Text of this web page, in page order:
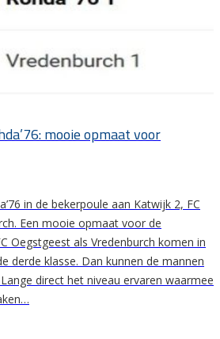
mooie opmaat voor
in de bekerpoule aan Katwijk 2, FC
Een mooie opmaat voor de
Oegstgeest als Vredenburch komen in
derde klasse. Dan kunnen de mannen
direct het niveau ervaren waarmee